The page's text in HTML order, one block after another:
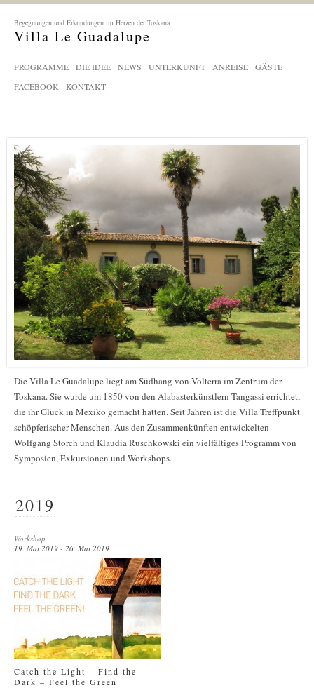
Begegnungen und Erkundungen im Herzen der Toskana
Villa Le Guadalupe
PROGRAMME DIE IDEE NEWS UNTERKUNFT ANREISE
GÄSTE
FACEBOOK
KONTAKT
Die Villa Le Guadalupe liegt am Südhang von Volterra im Zentrum der
Toskana. Sie wurde um 1850 von den Alabasterkünstlern Tangassi errichtet,
die ihr Glück in Mexiko gemacht hatten. Seit Jahren ist die Villa Treffpunkt
schöpferischer Menschen. Aus den Zusammenkünften entwickelten
Wolfgang Storch und Klaudia Ruschkowski ein vielfältiges Programm von
Symposien, Exkursionen und Workshops.
2019
Workshop
19. Mai 2019 - 26. Mai 2019
Catch the Light – Find the
Dark – Feel the Green